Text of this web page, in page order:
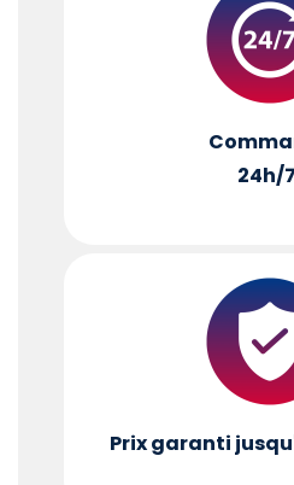
24h/
Prix garanti